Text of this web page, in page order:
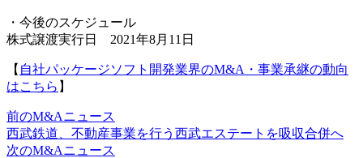
・今後のスケジュール
株式譲渡実行日 2021年8月11日
【 自社パッケージソフト開発業界のM&A・事業承継の動向
はこちら 】
前のM&Aニュース
西武鉄道、不動産事業を行う西武エステートを吸収合併へ
次のM&Aニュース